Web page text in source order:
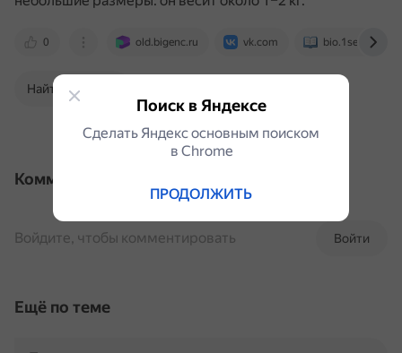
0 old.bigenc.ru vk.com bio.1sept.ru
Найти в Поиске
Комментарии
Войти
Войдите, чтобы комментировать
Ещё по теме
Поиск в Яндексе
Сделать Яндекс основным поиском
в Сhrome
ПРОДОЛЖИТЬ